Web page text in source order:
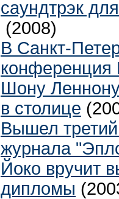
саундтрэк
(2008)
В Санкт-
Шону
в столице
Вышел
журнала
Йоко вручит
дипломы